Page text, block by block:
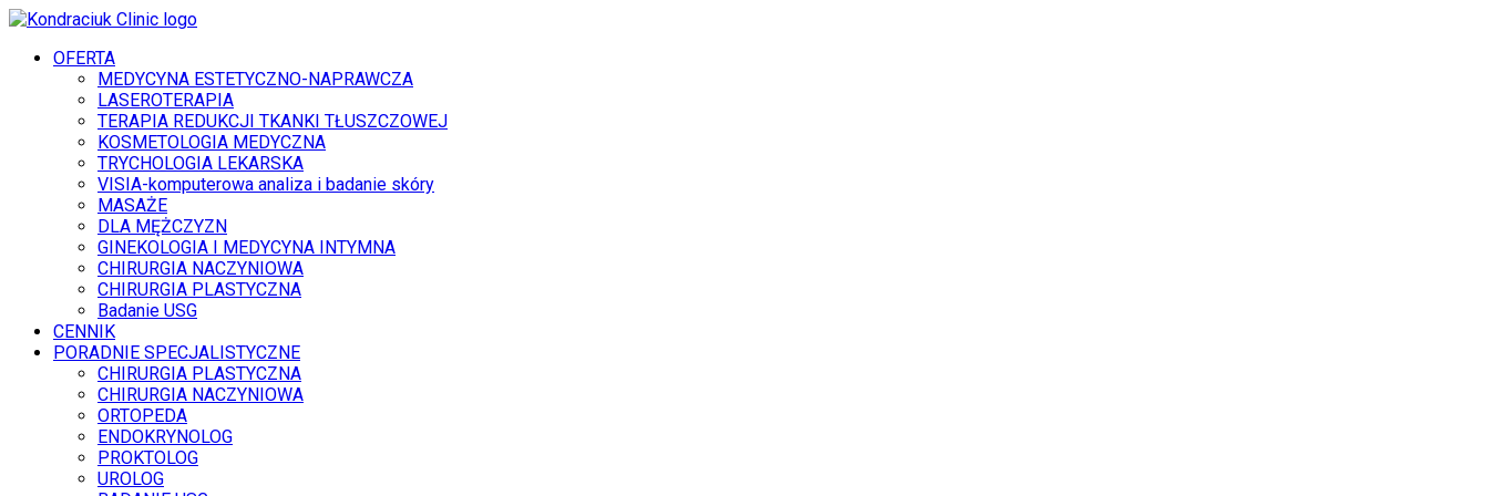
OFERTA
MEDYCYNA ESTETYCZNO-NAPRAWCZA
LASEROTERAPIA
TERAPIA REDUKCJI TKANKI TŁUSZCZOWEJ
KOSMETOLOGIA MEDYCZNA
TRYCHOLOGIA LEKARSKA
VISIA-komputerowa analiza i badanie skóry
MASAŻE
DLA MĘŻCZYZN
GINEKOLOGIA I MEDYCYNA INTYMNA
CHIRURGIA NACZYNIOWA
CHIRURGIA PLASTYCZNA
Badanie USG
CENNIK
PORADNIE SPECJALISTYCZNE
CHIRURGIA PLASTYCZNA
CHIRURGIA NACZYNIOWA
ORTOPEDA
ENDOKRYNOLOG
PROKTOLOG
UROLOG